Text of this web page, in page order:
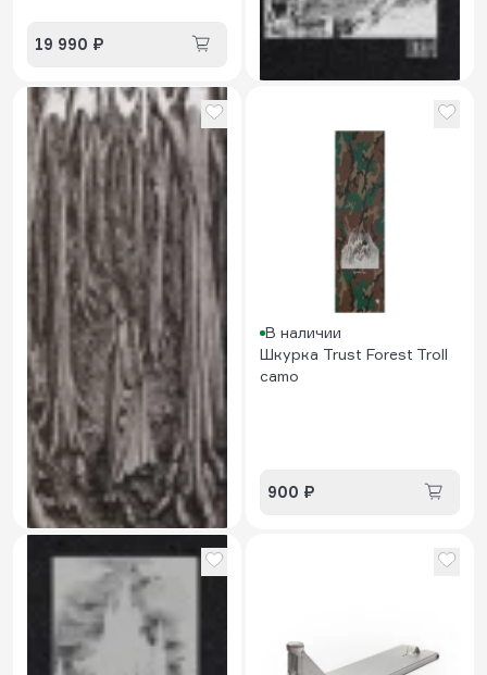
19 990 ₽
Шкурка Trust Mansion
900 ₽
В наличии
Шкурка Trust Dark forest
900 ₽
В наличии
Шкурка Trust Forest Troll
camo
900 ₽